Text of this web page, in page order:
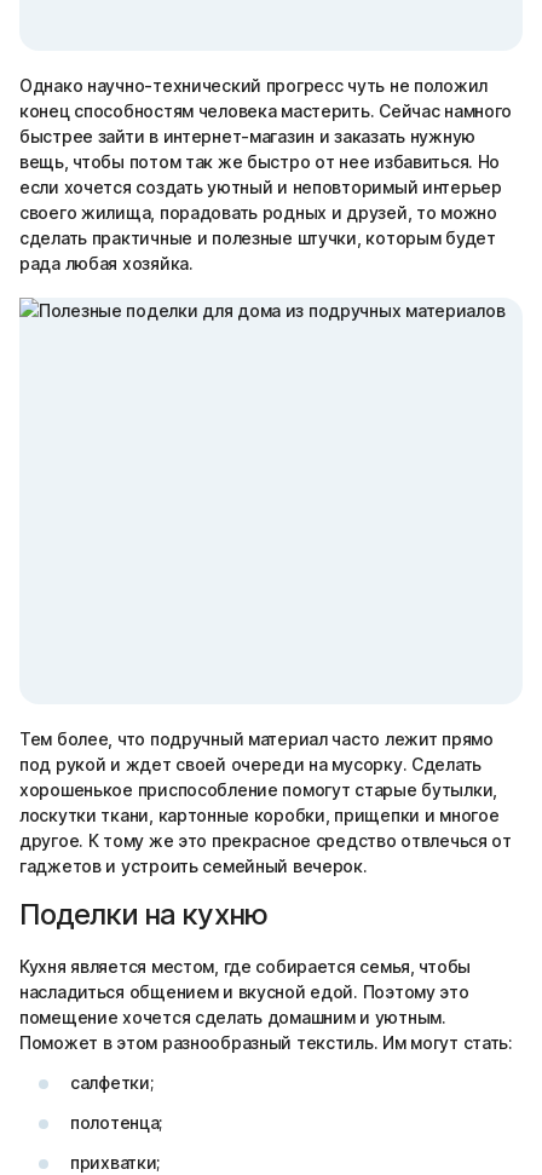
Однако научно-технический прогресс чуть не положил
конец способностям человека мастерить. Сейчас намного
быстрее зайти в интернет-магазин и заказать нужную
вещь, чтобы потом так же быстро от нее избавиться. Но
если хочется создать уютный и неповторимый интерьер
своего жилища, порадовать родных и друзей, то можно
сделать практичные и полезные штучки, которым будет
рада любая хозяйка.
Тем более, что подручный материал часто лежит прямо
под рукой и ждет своей очереди на мусорку. Сделать
хорошенькое приспособление помогут старые бутылки,
лоскутки ткани, картонные коробки, прищепки и многое
другое. К тому же это прекрасное средство отвлечься от
гаджетов и устроить семейный вечерок.
Поделки на кухню
Кухня является местом, где собирается семья, чтобы
насладиться общением и вкусной едой. Поэтому это
помещение хочется сделать домашним и уютным.
Поможет в этом разнообразный текстиль. Им могут стать:
салфетки;
полотенца;
прихватки;